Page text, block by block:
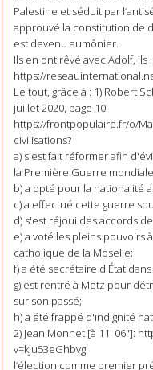
Palestine et séduit par
approuvé la constitution de
est devenu aumônier.
Ils en ont rêvé avec Adolf, ils
https://
Le tout, grâce à : 1) Robert
juillet 2020, page 10:
https://frontpopulaire.fr/o/
civilisations?
a) s'est fait réformer afin
la Première Guerre
b) a opté pour la nationalité
c) a effectué cette guerre
d) s'est réjoui des accords
e) a voté les pleins pouvoirs
catholique de la Moselle;
f) a été secrétaire d'État
g) est rentré à Metz pour
sur son passé;
h) a été frappé d'indignité
2) Jean Monnet [à 11' 06"]:
v=kJu53eGhbvg
l’élection comme premier